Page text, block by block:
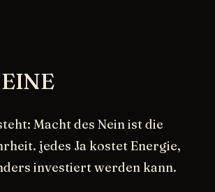
Macht des Nein ist die
jedes Ja kostet Energie,
investiert werden kann.